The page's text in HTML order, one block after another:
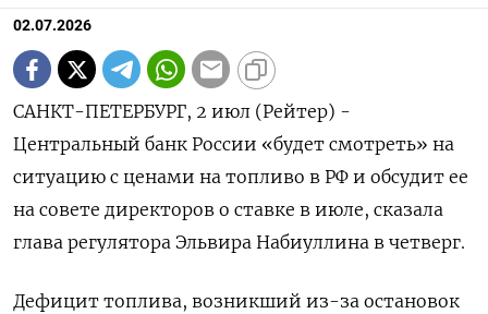
02.07.2026
САНКТ-ПЕТЕРБУРГ, 2 июл (Рейтер) -
Центральный банк России «будет смотреть» на
ситуацию ‌с ценами на топливо в РФ и обсудит ее
на совете ​директоров ​о ​ставке в июле, ⁠сказала
глава регулятора ‌Эльвира Набиуллина ‌в четверг.
Дефицит топлива, возникший из-за остановок ​